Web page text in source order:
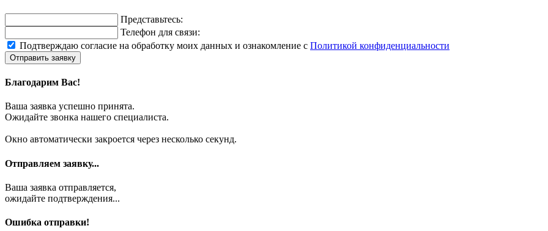
Представьтесь:
Телефон для связи:
Подтверждаю согласие на обработку моих данных и ознакомление с Политикой конфиденциальности
Отправить заявку
Благодарим Вас!
Ваша заявка успешно принята.
Ожидайте звонка нашего специалиста.
Окно автоматически закроется через несколько секунд.
Отправляем заявку...
Ваша заявка отправляется,
ожидайте подтверждения...
Ошибка отправки!